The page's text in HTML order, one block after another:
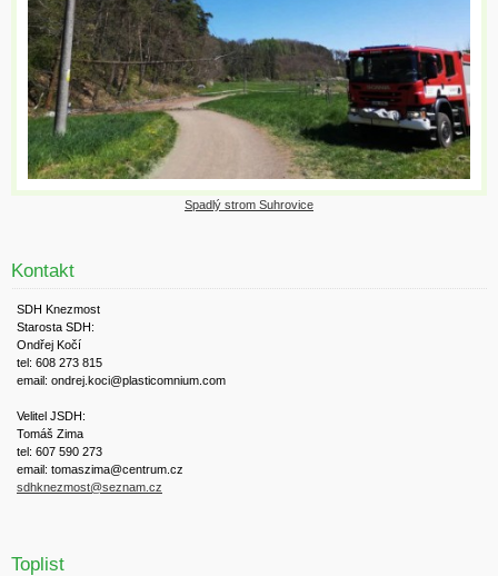
Spadlý strom Suhrovice
Kontakt
SDH Knezmost
Starosta SDH:
Ondřej Kočí
tel: 608 273 815
email: ondrej.koci@plasticomnium.com
Velitel JSDH:
Tomáš Zima
tel: 607 590 273
email: tomaszima@centrum.cz
sdhknezmost@seznam.cz
Toplist